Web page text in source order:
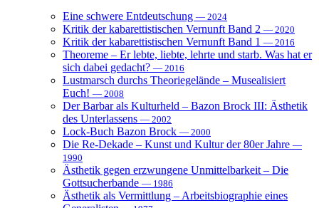
Eine schwere Entdeutschung — 2024
Kritik der kabarettistischen Vernunft Band 2 — 2020
Kritik der kabarettistischen Vernunft Band 1 — 2016
Theoreme – Er lebte, liebte, lehrte und starb. Was hat er
sich dabei gedacht? — 2016
Lustmarsch durchs Theoriegelände – Musealisiert
Euch! — 2008
Der Barbar als Kulturheld – Bazon Brock III: Ästhetik
des Unterlassens — 2002
Lock-Buch Bazon Brock — 2000
Die Re-Dekade – Kunst und Kultur der 80er Jahre —
1990
Ästhetik gegen erzwungene Unmittelbarkeit – Die
Gottsucherbande — 1986
Ästhetik als Vermittlung – Arbeitsbiographie eines